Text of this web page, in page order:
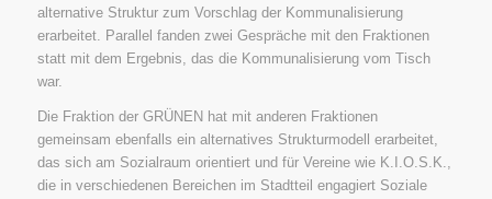
alternative Struktur zum Vorschlag der Kommunalisierung
erarbeitet. Parallel fanden zwei Gespräche mit den Fraktionen
statt mit dem Ergebnis, das die Kommunalisierung vom Tisch
war.
Die Fraktion der GRÜNEN hat mit anderen Fraktionen
gemeinsam ebenfalls ein alternatives Strukturmodell erarbeitet,
das sich am Sozialraum orientiert und für Vereine wie K.I.O.S.K.,
die in verschiedenen Bereichen im Stadtteil engagiert Soziale